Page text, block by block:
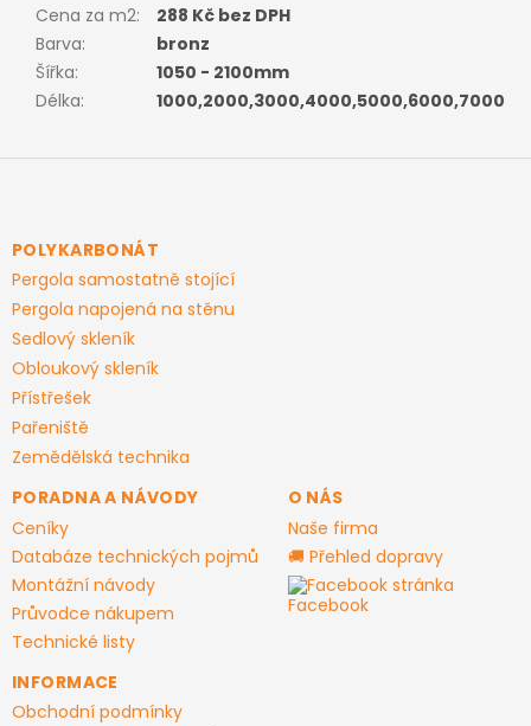
Cena za m2:
288 Kč bez DPH
Barva:
bronz
Šířka:
1050 - 2100mm
Délka: 1000,2000,3000,4000,5000,6000,7000
Z
aPOLYKARBONÁT
Pergola samostatně stojící
Pergola napojená na stěnu
Sedlový skleník
Obloukový skleník
Přístřešek
Pařeniště
Zemědělská technika
PORADNA A NÁVODY
Ceníky
Databáze technických pojmů
Montážní návody
Průvodce nákupem
Technické listy
O NÁS
Naše firma
🚚 Přehled dopravy
Facebook stránka
INFORMACE
Obchodní podmínky